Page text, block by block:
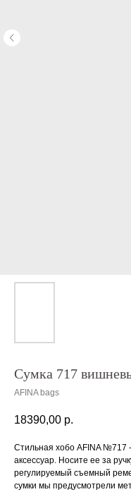
Сумка 717
AFINA bags
18390,00 р.
Стильная хобо AFINA №717
аксессуар. Носите ее за
регулируемый съемный
сумки мы предусмотрели